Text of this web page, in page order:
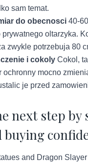
sam temat.
do obecnosci 40-
prywatnego oltarzyka.
zwykle potrzebuja 80
i cokoly Cokol,
ochronny mocno
je przed
next step by
buying
and Dragon